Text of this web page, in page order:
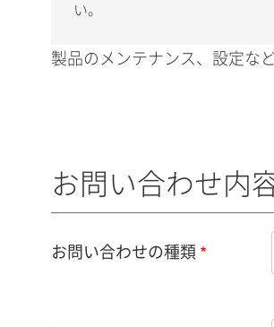
い。
製品のメンテナンス、設定な
お問い合わせ内
お問い合わせの種類